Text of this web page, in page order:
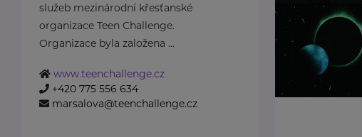
služeb mezinárodní křesťanské
organizace Teen Challenge.
Organizace byla založena ...
www.teenchallenge.cz
+420 775 556 634
marsalova@teenchallenge.cz